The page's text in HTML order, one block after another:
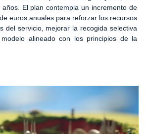
El plan contempla un incremento de
euros anuales para reforzar los recursos
del servicio, mejorar la recogida selectiva
alineado con los principios de la